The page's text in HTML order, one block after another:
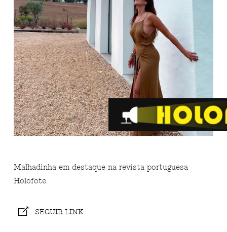
Malhadinha em destaque na revista portuguesa
Holofote.
SEGUIR LINK